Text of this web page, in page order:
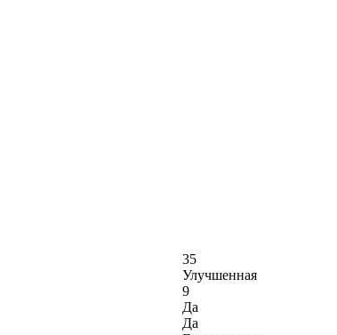
35
Улучшенная
9
Да
Да